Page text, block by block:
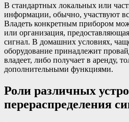
В стандартных локальных или
информации, обычно, участвуют
Владеть конкретным прибором
или организация,
сигнал. В домашних условиях,
оборудование принадлежит
владеет, либо получает в аренду,
дополнительными функциями.
Роли различных
перераспределения